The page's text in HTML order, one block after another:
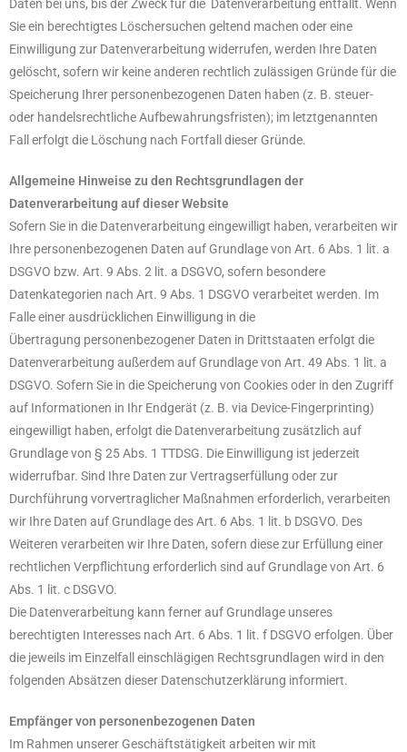
Daten bei uns, bis der Zweck für die Datenverarbeitung entfällt. Wenn
Sie ein berechtigtes Löschersuchen geltend machen oder eine
Einwilligung zur Datenverarbeitung widerrufen, werden Ihre Daten
gelöscht, sofern wir keine anderen rechtlich zulässigen Gründe für die
Speicherung Ihrer personenbezogenen Daten haben (z. B. steuer-
oder handelsrechtliche Aufbewahrungsfristen); im letztgenannten
Fall erfolgt die Löschung nach Fortfall dieser Gründe.
Allgemeine Hinweise zu den Rechtsgrundlagen der
Datenverarbeitung auf dieser Website
Sofern Sie in die Datenverarbeitung eingewilligt haben, verarbeiten wir
Ihre personenbezogenen Daten auf Grundlage von Art. 6 Abs. 1 lit. a
DSGVO bzw. Art. 9 Abs. 2 lit. a DSGVO, sofern besondere
Datenkategorien nach Art. 9 Abs. 1 DSGVO verarbeitet werden. Im
Falle einer ausdrücklichen Einwilligung in die
Übertragung personenbezogener Daten in Drittstaaten erfolgt die
Datenverarbeitung außerdem auf Grundlage von Art. 49 Abs. 1 lit. a
DSGVO. Sofern Sie in die Speicherung von Cookies oder in den Zugriff
auf Informationen in Ihr Endgerät (z. B. via Device-Fingerprinting)
eingewilligt haben, erfolgt die Datenverarbeitung zusätzlich auf
Grundlage von § 25 Abs. 1 TTDSG. Die Einwilligung ist jederzeit
widerrufbar. Sind Ihre Daten zur Vertragserfüllung oder zur
Durchführung vorvertraglicher Maßnahmen erforderlich, verarbeiten
wir Ihre Daten auf Grundlage des Art. 6 Abs. 1 lit. b DSGVO. Des
Weiteren verarbeiten wir Ihre Daten, sofern diese zur Erfüllung einer
rechtlichen Verpflichtung erforderlich sind auf Grundlage von Art. 6
Abs. 1 lit. c DSGVO.
Die Datenverarbeitung kann ferner auf Grundlage unseres
berechtigten Interesses nach Art. 6 Abs. 1 lit. f DSGVO erfolgen. Über
die jeweils im Einzelfall einschlägigen Rechtsgrundlagen wird in den
folgenden Absätzen dieser Datenschutzerklärung informiert.
Empfänger von personenbezogenen Daten
Im Rahmen unserer Geschäftstätigkeit arbeiten wir mit